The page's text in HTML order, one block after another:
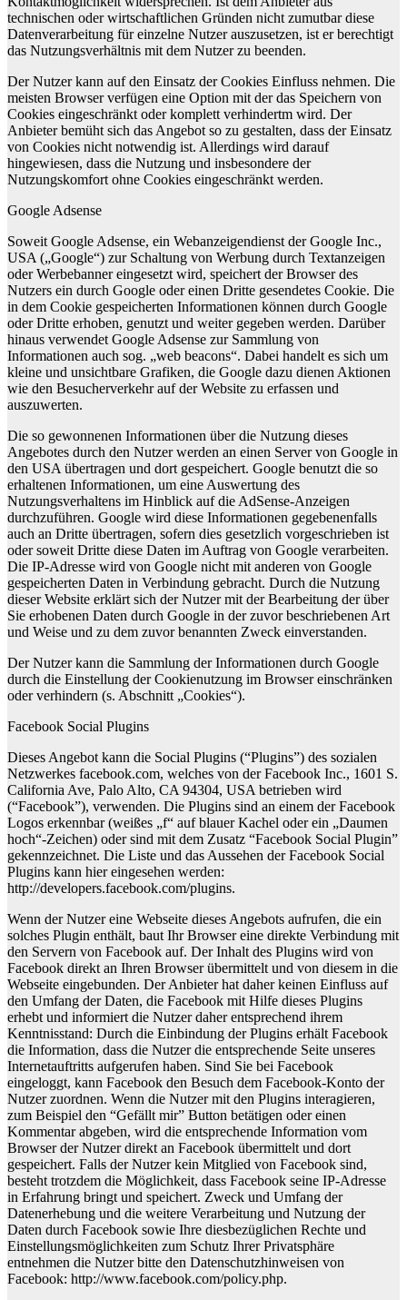
technischen oder wirtschaftlichen Gründen nicht zumutbar diese
Datenverarbeitung für einzelne Nutzer auszusetzen, ist er berechtigt
das Nutzungsverhältnis mit dem Nutzer zu beenden.
Der Nutzer kann auf den Einsatz der Cookies Einfluss nehmen. Die
meisten Browser verfügen eine Option mit der das Speichern von
Cookies eingeschränkt oder komplett verhindertm wird. Der
Anbieter bemüht sich das Angebot so zu gestalten, dass der Einsatz
von Cookies nicht notwendig ist. Allerdings wird darauf
hingewiesen, dass die Nutzung und insbesondere der
Nutzungskomfort ohne Cookies eingeschränkt werden.
Google Adsense
Soweit Google Adsense, ein Webanzeigendienst der Google Inc.,
USA („Google“) zur Schaltung von Werbung durch Textanzeigen
oder Werbebanner eingesetzt wird, speichert der Browser des
Nutzers ein durch Google oder einen Dritte gesendetes Cookie. Die
in dem Cookie gespeicherten Informationen können durch Google
oder Dritte erhoben, genutzt und weiter gegeben werden. Darüber
hinaus verwendet Google Adsense zur Sammlung von
Informationen auch sog. „web beacons“. Dabei handelt es sich um
kleine und unsichtbare Grafiken, die Google dazu dienen Aktionen
wie den Besucherverkehr auf der Website zu erfassen und
auszuwerten.
Die so gewonnenen Informationen über die Nutzung dieses
Angebotes durch den Nutzer werden an einen Server von Google in
den USA übertragen und dort gespeichert. Google benutzt die so
erhaltenen Informationen, um eine Auswertung des
Nutzungsverhaltens im Hinblick auf die AdSense-Anzeigen
durchzuführen. Google wird diese Informationen gegebenenfalls
auch an Dritte übertragen, sofern dies gesetzlich vorgeschrieben ist
oder soweit Dritte diese Daten im Auftrag von Google verarbeiten.
Die IP-Adresse wird von Google nicht mit anderen von Google
gespeicherten Daten in Verbindung gebracht. Durch die Nutzung
dieser Website erklärt sich der Nutzer mit der Bearbeitung der über
Sie erhobenen Daten durch Google in der zuvor beschriebenen Art
und Weise und zu dem zuvor benannten Zweck einverstanden.
Der Nutzer kann die Sammlung der Informationen durch Google
durch die Einstellung der Cookienutzung im Browser einschränken
oder verhindern (s. Abschnitt „Cookies“).
Facebook Social Plugins
Dieses Angebot kann die Social Plugins (“Plugins”) des sozialen
Netzwerkes facebook.com, welches von der Facebook Inc., 1601 S.
California Ave, Palo Alto, CA 94304, USA betrieben wird
(“Facebook”), verwenden. Die Plugins sind an einem der Facebook
Logos erkennbar (weißes „f“ auf blauer Kachel oder ein „Daumen
hoch“-Zeichen) oder sind mit dem Zusatz “Facebook Social Plugin”
gekennzeichnet. Die Liste und das Aussehen der Facebook Social
Plugins kann hier eingesehen werden:
http://developers.facebook.com/plugins.
Wenn der Nutzer eine Webseite dieses Angebots aufrufen, die ein
solches Plugin enthält, baut Ihr Browser eine direkte Verbindung mit
den Servern von Facebook auf. Der Inhalt des Plugins wird von
Facebook direkt an Ihren Browser übermittelt und von diesem in die
Webseite eingebunden. Der Anbieter hat daher keinen Einfluss auf
den Umfang der Daten, die Facebook mit Hilfe dieses Plugins
erhebt und informiert die Nutzer daher entsprechend ihrem
Kenntnisstand: Durch die Einbindung der Plugins erhält Facebook
die Information, dass die Nutzer die entsprechende Seite unseres
Internetauftritts aufgerufen haben. Sind Sie bei Facebook
eingeloggt, kann Facebook den Besuch dem Facebook-Konto der
Nutzer zuordnen. Wenn die Nutzer mit den Plugins interagieren,
zum Beispiel den “Gefällt mir” Button betätigen oder einen
Kommentar abgeben, wird die entsprechende Information vom
Browser der Nutzer direkt an Facebook übermittelt und dort
gespeichert. Falls der Nutzer kein Mitglied von Facebook sind,
besteht trotzdem die Möglichkeit, dass Facebook seine IP-Adresse
in Erfahrung bringt und speichert. Zweck und Umfang der
Datenerhebung und die weitere Verarbeitung und Nutzung der
Daten durch Facebook sowie Ihre diesbezüglichen Rechte und
Einstellungsmöglichkeiten zum Schutz Ihrer Privatsphäre
entnehmen die Nutzer bitte den Datenschutzhinweisen von
Facebook: http://www.facebook.com/policy.php.